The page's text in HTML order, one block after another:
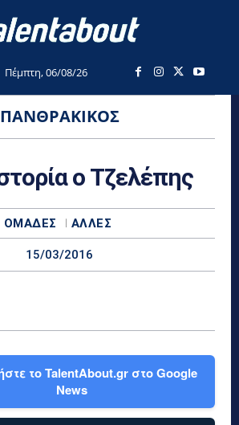
Πέμπτη, 06/08/26
ΠΑΝΘΡΑΚΙΚΌΣ
ο Τζελέπης
ΟΜΆΔΕΣ ΆΛΛΕΣ
15/03/2016
το TalentAbout.gr στο Google
News